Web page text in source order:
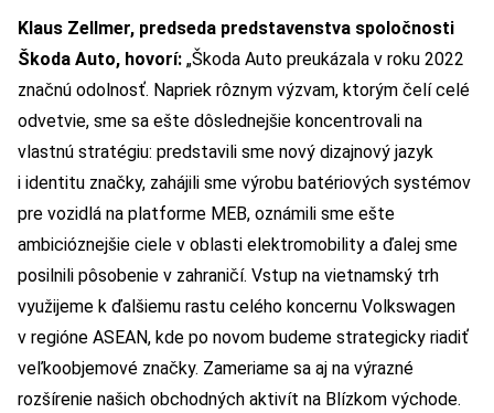
Klaus Zellmer, predseda predstavenstva spoločnosti
Škoda Auto, hovorí: „Škoda Auto preukázala v roku 2022
značnú odolnosť. Napriek rôznym výzvam, ktorým čelí celé
odvetvie, sme sa ešte dôslednejšie koncentrovali na
vlastnú stratégiu: predstavili sme nový dizajnový jazyk
i identitu značky, zahájili sme výrobu batériových systémov
pre vozidlá na platforme MEB, oznámili sme ešte
ambicióznejšie ciele v oblasti elektromobility a ďalej sme
posilnili pôsobenie v zahraničí. Vstup na vietnamský trh
využijeme k ďalšiemu rastu celého koncernu Volkswagen
v regióne ASEAN, kde po novom budeme strategicky riadiť
veľkoobjemové značky. Zameriame sa aj na výrazné
rozšírenie našich obchodných aktivít na Blízkom východe.